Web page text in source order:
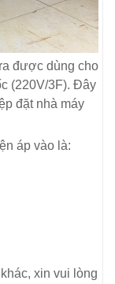
được dùng cho
(220V/3F). Đây
đặt nhà máy
áp vào là:
xin vui lòng